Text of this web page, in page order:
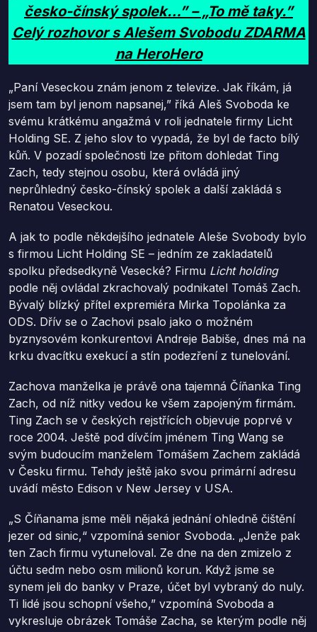
česko-čínský spolek…” – „To mě taky.”
Celý rozhovor s Alešem Svobodu ZDARMA
na HeroHero
„Paní Veseckou znám jenom z televize. Jak říkám, já
jsem tam byl jenom napsanej,” říká Aleš Svoboda ke
svému krátkému angažmá v roli jednatele firmy Licht
Holding SE. Z jeho slov to vypadá, že byl de facto bílý
kůň. V pozadí společnosti lze přitom dohledat Ting
Zach, tedy stejnou osobu, která ovládá jiný
neprůhledný česko-čínský spolek a další zakládá s
Renatou Veseckou.
A jak to podle někdejšího jednatele Aleše Svobody bylo
s firmou Licht Holding SE – jedním ze zakladatelů
spolku předsedkyně Vesecké? Firmu Licht holding
podle něj ovládal zkrachovalý podnikatel Tomáš Zach.
Bývalý blízký přítel expremiéra Mirka Topolánka za
ODS. Dřív se o Zachovi psalo jako o možném
byznysovém konkurentovi Andreje Babiše, dnes má na
krku dvacítku exekucí a stín podezření z tunelování.
Zachova manželka je právě ona tajemná Číňanka Ting
Zach, od níž nitky vedou ke všem zapojeným firmám.
Ting Zach se v českých rejstřících objevuje poprvé v
roce 2004. Ještě pod dívčím jménem Ting Wang se
svým budoucím manželem Tomášem Zachem zakládá
v Česku firmu. Tehdy ještě jako svou primární adresu
uvádí město Edison v New Jersey v USA.
„S Číňanama jsme měli nějaká jednání ohledně čištění
jezer od sinic,“ vzpomíná senior Svoboda. „Jenže pak
ten Zach firmu vytuneloval. Ze dne na den zmizelo z
účtu sedm nebo osm milionů korun. Když jsme se
synem jeli do banky v Praze, účet byl vybraný do nuly.
Ti lidé jsou schopní všeho,” vzpomíná Svoboda a
vykresluje obrázek Tomáše Zacha, se kterým podle něj